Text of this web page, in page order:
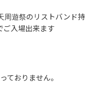
き』特設サイト
遊祭のリストバンド持
ご入場出来ます
ておりません。